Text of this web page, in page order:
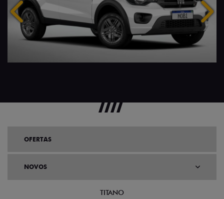
Anterior
OFERTAS
NOVOS
TITANO